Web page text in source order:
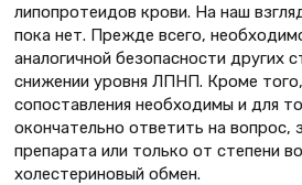
липопротеидов крови. На наш
пока нет. Прежде всего,
аналогичной безопасности других
снижении уровня ЛПНП. Кроме
сопоставления необходимы и для
окончательно ответить на вопрос,
препарата или только от степени
холестериновый обмен.